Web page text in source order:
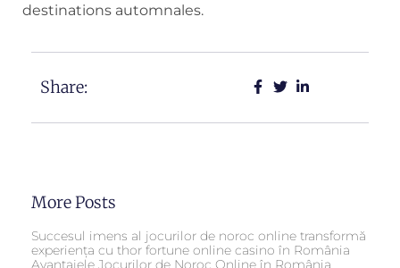
destinations automnales.
Share:
More Posts
Succesul imens al jocurilor de noroc online transformă
experiența cu thor fortune online casino în România
Avantajele Jocurilor de Noroc Online în România